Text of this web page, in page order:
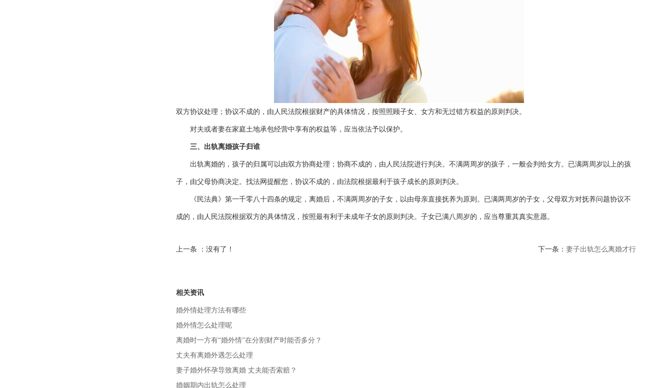
双方协议处理；协议不成的，由人民法院根据财产的具体情况，按照照顾子女、女方和无过错方权益的原则判决。
对夫或者妻在家庭土地承包经营中享有的权益等，应当依法予以保护。
三、出轨离婚孩子归谁
出轨离婚的，孩子的归属可以由双方协商处理；协商不成的，由人民法院进行判决。不满两周岁的孩子，一般会判给女方。已满两周岁以上的孩
子，由父母协商决定。找法网提醒您，协议不成的，由法院根据最利于孩子成长的原则判决。
《民法典》第一千零八十四条的规定，离婚后，不满两周岁的子女，以由母亲直接抚养为原则。已满两周岁的子女，父母双方对抚养问题协议不
成的，由人民法院根据双方的具体情况，按照最有利于未成年子女的原则判决。子女已满八周岁的，应当尊重其真实意愿。
上一条 ：没有了！ 下一条： 妻子出轨怎么离婚才行
相关资讯
婚外情处理方法有哪些
婚外情怎么处理呢
离婚时一方有“婚外情”在分割财产时能否多分？
丈夫有离婚外遇怎么处理
妻子婚外怀孕导致离婚 丈夫能否索赔？
婚姻期内出轨怎么处理